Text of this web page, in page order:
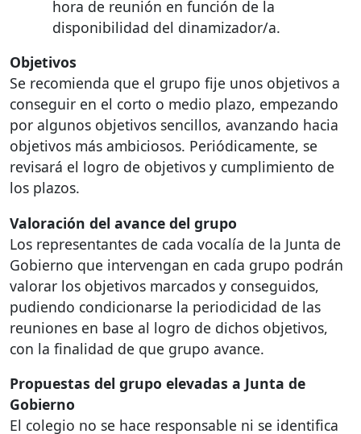
hora de reunión en función de la
disponibilidad del dinamizador/a.
Objetivos
Se recomienda que el grupo fije unos objetivos a
conseguir en el corto o medio plazo, empezando
por algunos objetivos sencillos, avanzando hacia
objetivos más ambiciosos. Periódicamente, se
revisará el logro de objetivos y cumplimiento de
los plazos.
Valoración del avance del grupo
Los representantes de cada vocalía de la Junta de
Gobierno que intervengan en cada grupo podrán
valorar los objetivos marcados y conseguidos,
pudiendo condicionarse la periodicidad de las
reuniones en base al logro de dichos objetivos,
con la finalidad de que grupo avance.
Propuestas del grupo elevadas a Junta de
Gobierno
El colegio no se hace responsable ni se identifica